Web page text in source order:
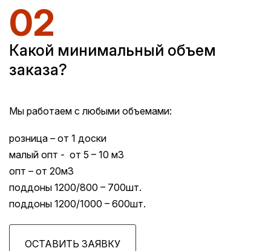
02
Какой минимальный объем
заказа?
Мы работаем с любыми объемами:
розница – от 1 доски
малый опт - от 5 – 10 м3
опт – от 20м3
поддоны 1200/800 – 700шт.
поддоны 1200/1000 – 600шт.
ОСТАВИТЬ ЗАЯВКУ